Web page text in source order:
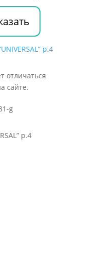
отличаться
сайте.
g
р.4